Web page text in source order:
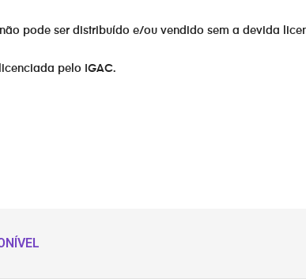
pode ser distribuído e/ou vendido sem a devida
pelo IGAC.